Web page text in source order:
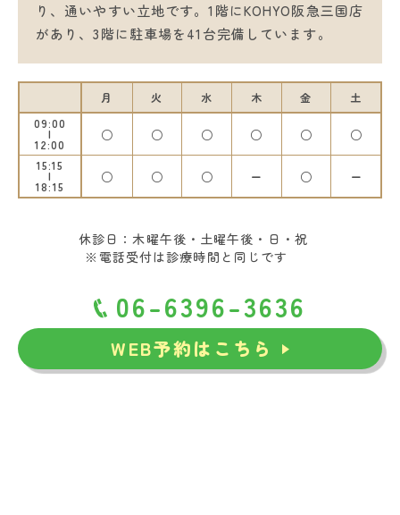
り、通いやすい立地です。1階にKOHYO阪急三国店
があり、3階に駐車場を41台完備しています。
月 火 水 木 金
土
09:00
12:00
○ ○ ○ ○ ○ ○
15:15
18:15
○ ○ ○ ー ○ ー
休診日：木曜午後・土曜午後・日・祝
※電話受付は診療時間と同じです
06-6396-3636
WEB予約はこちら